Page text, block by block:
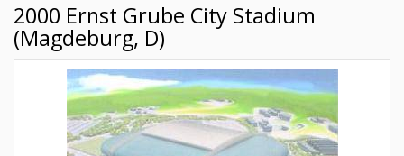
2000 Ernst Grube City Stadium
(Magdeburg, D)